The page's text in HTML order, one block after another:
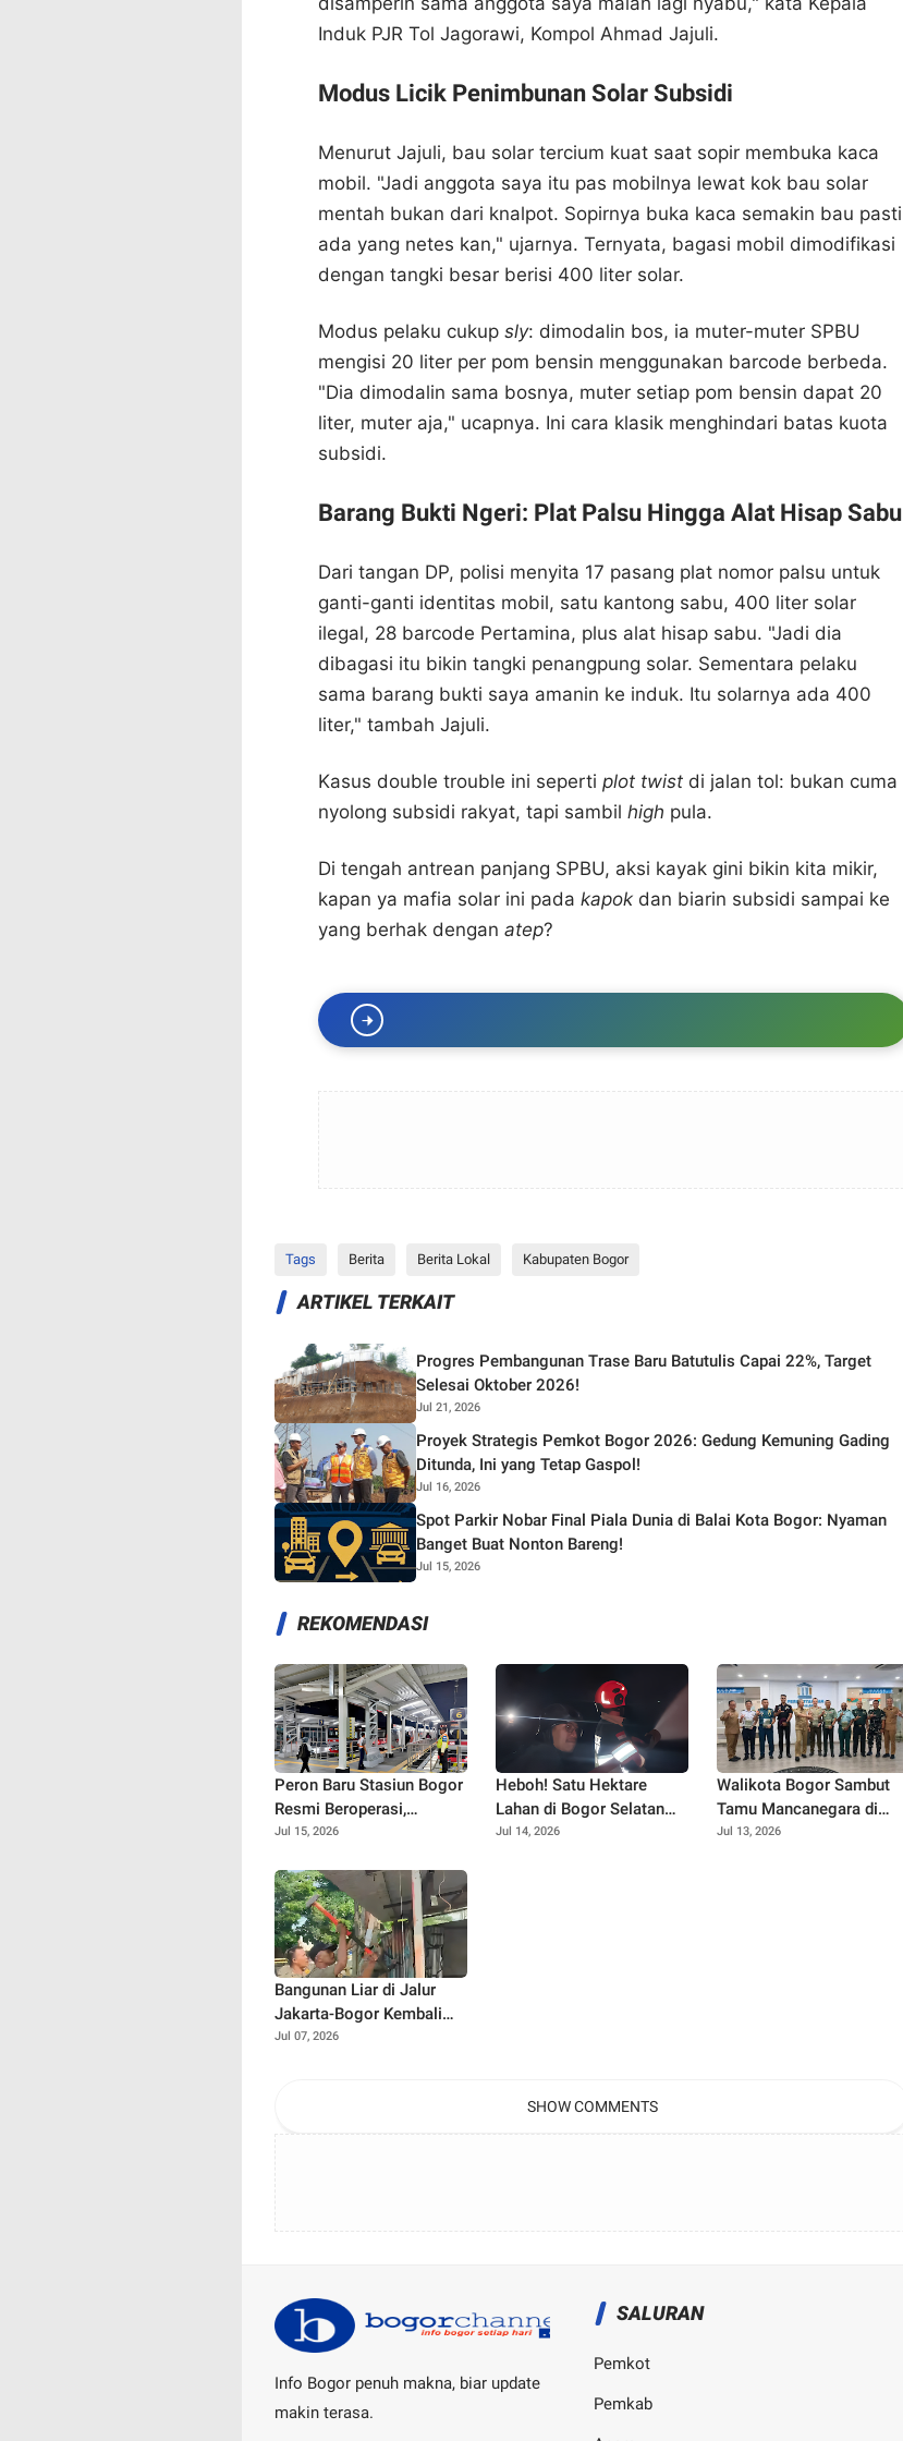
Sopir Fortuner Angkut 400 Liter Solar Subsidi
Ditangkap Saat Nyabu di Tol Jagorawi Bogor
Bogor Channel
Bagikan ke media lain
Induk PJR Tol Jagorawi, Kompol Ahmad Jajuli.
Modus Licik Penimbunan Solar Subsidi
Menurut Jajuli, bau solar tercium kuat saat sopir membuka kaca
mobil. "Jadi anggota saya itu pas mobilnya lewat kok bau solar
mentah bukan dari knalpot. Sopirnya buka kaca semakin bau pasti
ada yang netes kan," ujarnya. Ternyata, bagasi mobil dimodifikasi
dengan tangki besar berisi 400 liter solar.
Modus pelaku cukup sly: dimodalin bos, ia muter-muter SPBU
mengisi 20 liter per pom bensin menggunakan barcode berbeda.
"Dia dimodalin sama bosnya, muter setiap pom bensin dapat 20
liter, muter aja," ucapnya. Ini cara klasik menghindari batas kuota
subsidi.
Barang Bukti Ngeri: Plat Palsu Hingga Alat Hisap Sabu
Dari tangan DP, polisi menyita 17 pasang plat nomor palsu untuk
ganti-ganti identitas mobil, satu kantong sabu, 400 liter solar
ilegal, 28 barcode Pertamina, plus alat hisap sabu. "Jadi dia
dibagasi itu bikin tangki penangpung solar. Sementara pelaku
sama barang bukti saya amanin ke induk. Itu solarnya ada 400
liter," tambah Jajuli.
Kasus double trouble ini seperti plot twist di jalan tol: bukan cuma
nyolong subsidi rakyat, tapi sambil high pula.
Di tengah antrean panjang SPBU, aksi kayak gini bikin kita mikir,
kapan ya mafia solar ini pada kapok dan biarin subsidi sampai ke
yang berhak dengan atep?
Tags Berita Berita Lokal Kabupaten Bogor
Sopir Fortuner Angkut 400 Liter Solar Subsidi
Ditangkap Saat Nyabu di Tol Jagorawi Bogor
Bogor Channel
Bagikan ke media lain
ARTIKEL TERKAIT
Progres Pembangunan Trase Baru Batutulis Capai 22%, Target
Selesai Oktober 2026!
Jul 21, 2026
Proyek Strategis Pemkot Bogor 2026: Gedung Kemuning Gading
Ditunda, Ini yang Tetap Gaspol!
Jul 16, 2026
Spot Parkir Nobar Final Piala Dunia di Balai Kota Bogor: Nyaman
Banget Buat Nonton Bareng!
Jul 15, 2026
REKOMENDASI
Peron Baru Stasiun Bogor
Resmi Beroperasi,
Commuter Line SF12 Siap
Penumpang!
Jul 15, 2026
Heboh! Satu Hektare
Lahan di Bogor Selatan
Hangus Terbakar, Warga
Jul 14, 2026
Walikota Bogor Sambut
Tamu Mancanegara di
Perpustakaan Kota Bogor,
Jul 13, 2026
Bangunan Liar di Jalur
Jakarta-Bogor Kembali
Muncul, Satpol PP Depok
Jul 07, 2026
SHOW COMMENTS
Info Bogor penuh makna, biar update
makin terasa.
SALURAN
Pemkot
Pemkab